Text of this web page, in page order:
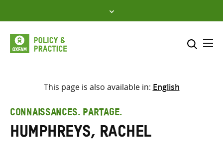
to
content
Sélectionner l’emplacement
Saisir
les
termes
This page is also available in: English
CONNAISSANCES. PARTAGE.
Humphreys, Rachel